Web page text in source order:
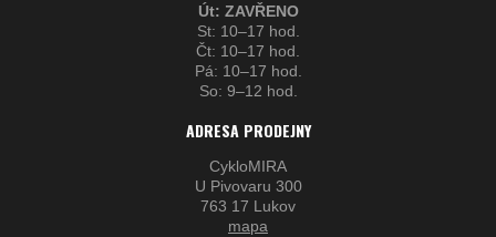
Út: ZAVŘENO
St: 10–17 hod.
Čt: 10–17 hod.
Pá: 10–17 hod.
So: 9–12 hod.
ADRESA PRODEJNY
CykloMIRA
U Pivovaru 300
763 17 Lukov
mapa